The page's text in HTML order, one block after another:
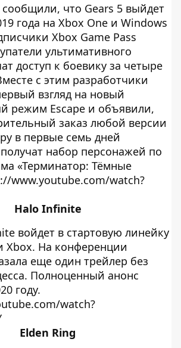
что Gears 5 выйдет
года на Xbox One и Windows
Xbox Game Pass
ультимативного
доступ к боевику за четыре
с этим разработчики
взгляд на новый
режим Escape и объявили,
заказ любой версии
в первые семь дней
набор персонажей по
«Терминатор: Тёмные
www.youtube.com/watch?
Halo Infinite
войдет в стартовую линейку
Xbox. На конференции
еще один трейлер без
Полноценный анонс
году.
watch?
Elden Ring